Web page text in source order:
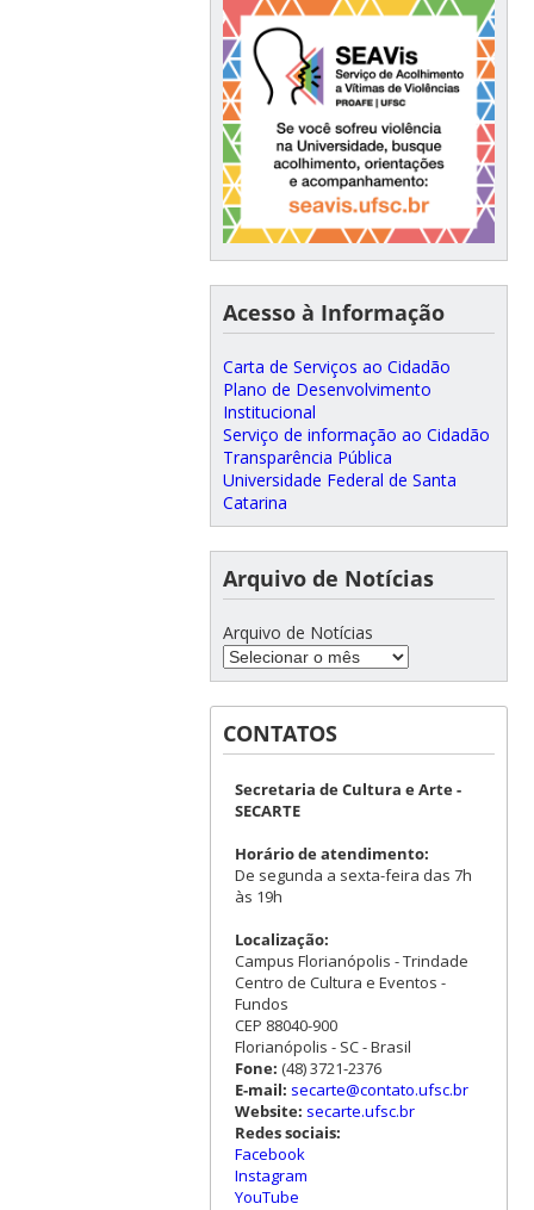
Acesso à Informação
Carta de Serviços ao Cidadão
Plano de Desenvolvimento
Institucional
Serviço de informação ao Cidadão
Transparência Pública
Universidade Federal de Santa
Catarina
Arquivo de Notícias
Arquivo de Notícias
CONTATOS
Secretaria de Cultura e Arte -
SECARTE
Horário de atendimento:
De segunda a sexta-feira das 7h
às 19h
Localização:
Campus Florianópolis - Trindade
Centro de Cultura e Eventos -
Fundos
CEP 88040-900
Florianópolis - SC - Brasil
Fone: (48) 3721-2376
E-mail: secarte@contato.ufsc.br
Website: secarte.ufsc.br
Redes sociais:
Facebook
Instagram
YouTube